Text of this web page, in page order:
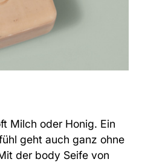
Milch oder Honig. Ein
geht auch ganz ohne
der body Seife von